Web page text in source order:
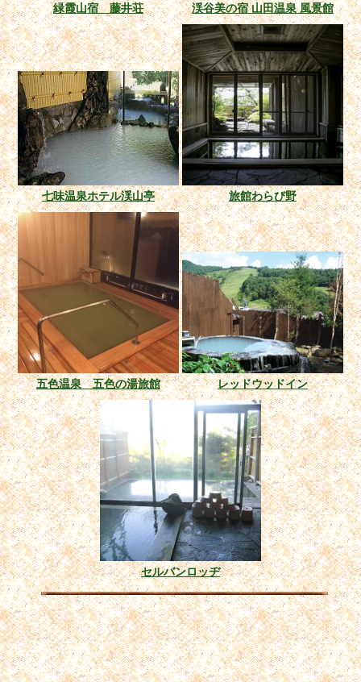
緑霞山宿 藤井荘 渓谷美の宿 山田温泉 風景館
七味温泉ホテル渓山亭 旅館わらび野
五色温泉 五色の湯旅館 レッドウッドイン
セルバンロッヂ